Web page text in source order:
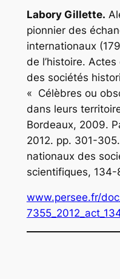
Labory Gillette.
pionnier des
internationaux
de l’histoire.
des sociétés
« Célèbres ou
dans leurs
Bordeaux, 2009.
2012. pp. 301-
nationaux des
scientifiques, 134-
www.persee.fr/